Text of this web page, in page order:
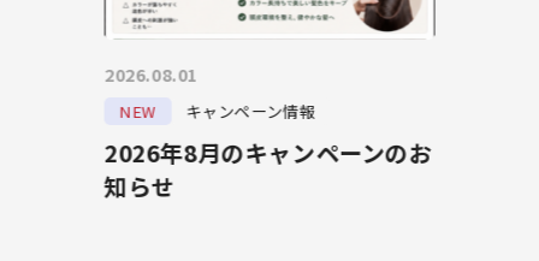
2026.08.01
NEW キャンペーン情報
2026年8月のキャンペーンのお
知らせ